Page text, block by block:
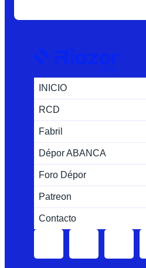
INICIO
RCD
Fabril
Dépor ABANCA
Foro Dépor
Patreon
Contacto